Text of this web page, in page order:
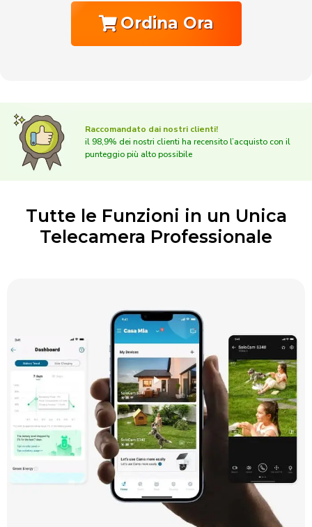
Ordina Ora
Raccomandato dai nostri clienti!
il 98,9% dei nostri clienti ha recensito l’acquisto con il
punteggio più alto possibile
Tutte le Funzioni in un Unica
Telecamera Professionale